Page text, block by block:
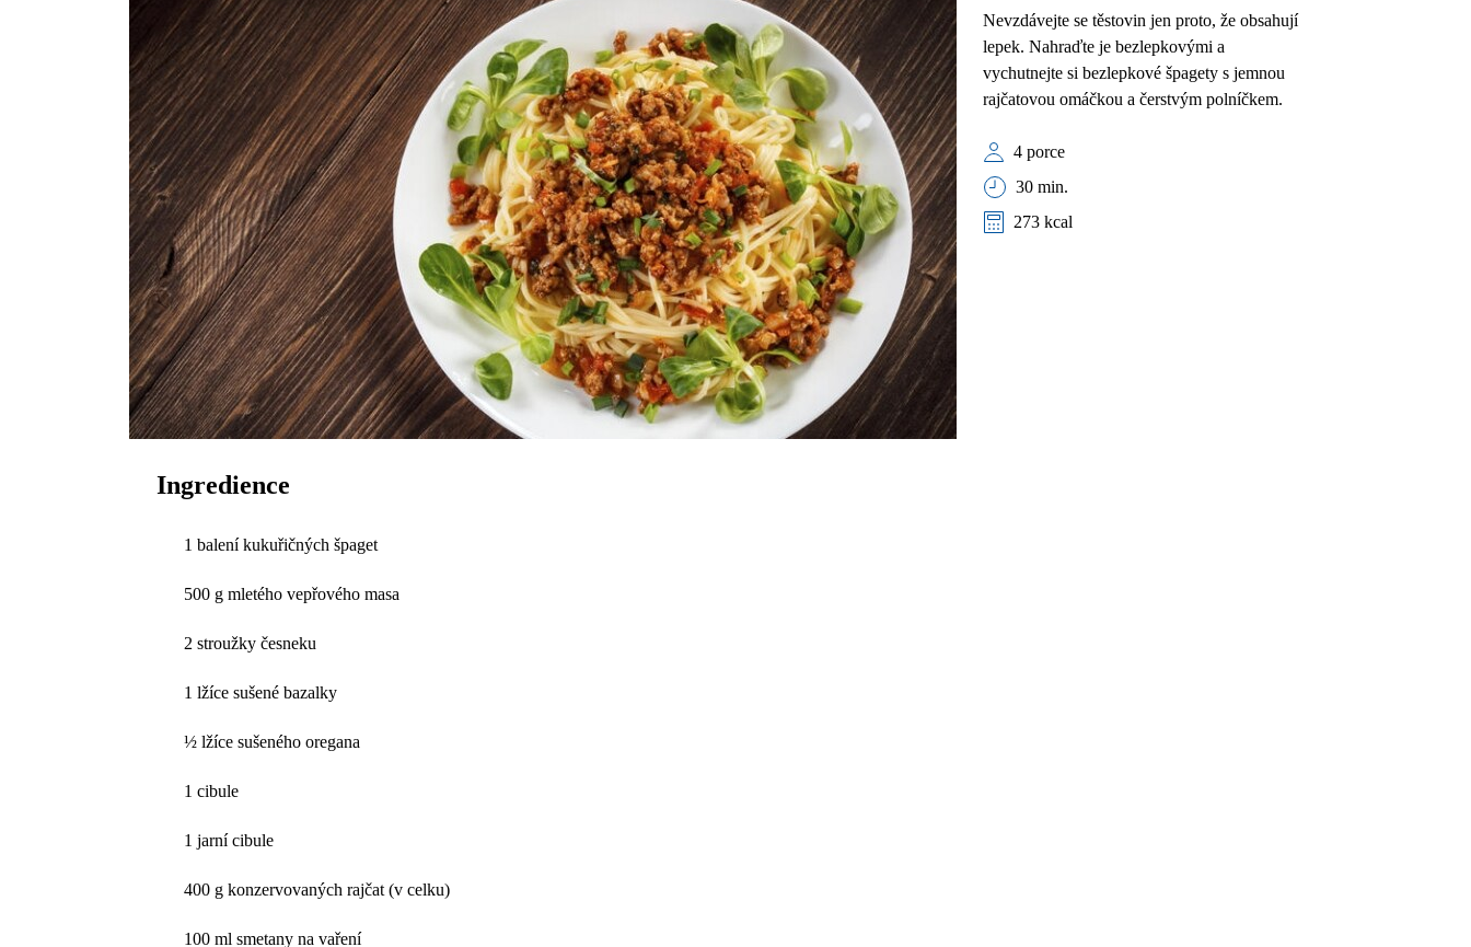
Nevzdávejte se těstovin jen proto, že obsahují
lepek. Nahraďte je bezlepkovými a
vychutnejte si bezlepkové špagety s jemnou
rajčatovou omáčkou a čerstvým polníčkem.
4 porce
30 min.
273 kcal
Ingredience
1 balení kukuřičných špaget
500 g mletého vepřového masa
2 stroužky česneku
1 lžíce sušené bazalky
½ lžíce sušeného oregana
1 cibule
1 jarní cibule
400 g konzervovaných rajčat (v celku)
100 ml smetany na vaření